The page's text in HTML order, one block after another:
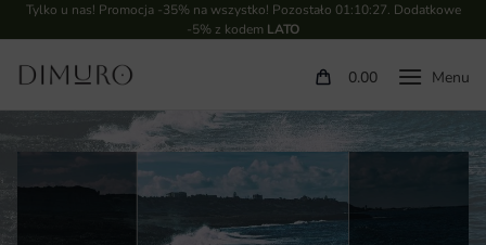
Tylko u nas! Promocja -35% na wszystko! Pozostało 01:10:27. Dodatkowe
-5% z kodem LATO
0.00